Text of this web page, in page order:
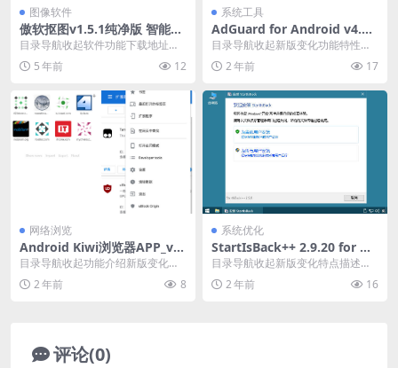
图像软件
傲软抠图v1.5.1纯净版 智能抠
图神器
目录导航收起软件功能下载地址目
录导航收起软件功能下载地址傲软
抠图是一款功能十分强...
5 年前 12
系统工具
AdGuard for Android v4.7.
1 Stable(v4.7.179.0)广告拦
截软件
目录导航收起新版变化功能特性注
意事项特点描述下载地址目录导航
收起新版变化功能特性...
2 年前 17
网络浏览
Android Kiwi浏览器APP_v1
24.0.6327.4.0 官方正式版
目录导航收起功能介绍新版变化下
载地址目录导航收起功能介绍新版
变化下载地址Kiwi...
2 年前 8
系统优化
StartIsBack++ 2.9.20 for Wi
n10中文修改版
目录导航收起新版变化特点描述系
统要求下载地址目录导航收起新版
变化特点描述系统要求...
2 年前 16
评论(0)